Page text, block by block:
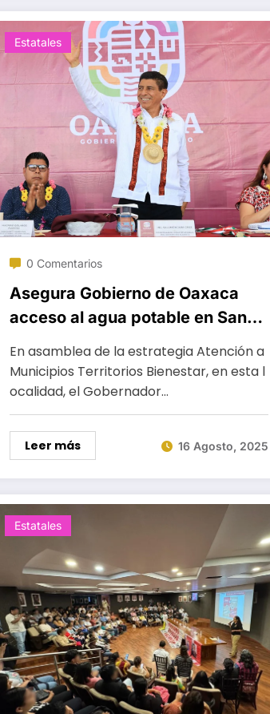
Estatales
0 Comentarios
Asegura Gobierno de Oaxaca
acceso al agua potable en San
Miguel Ahuehuetitlán
En asamblea de la estrategia Atención a
Municipios Territorios Bienestar, en esta l
ocalidad, el Gobernador…
Leer más 16 Agosto, 2025
Estatales